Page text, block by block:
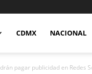
CDMX NACIONAL
pagar publicidad en Redes